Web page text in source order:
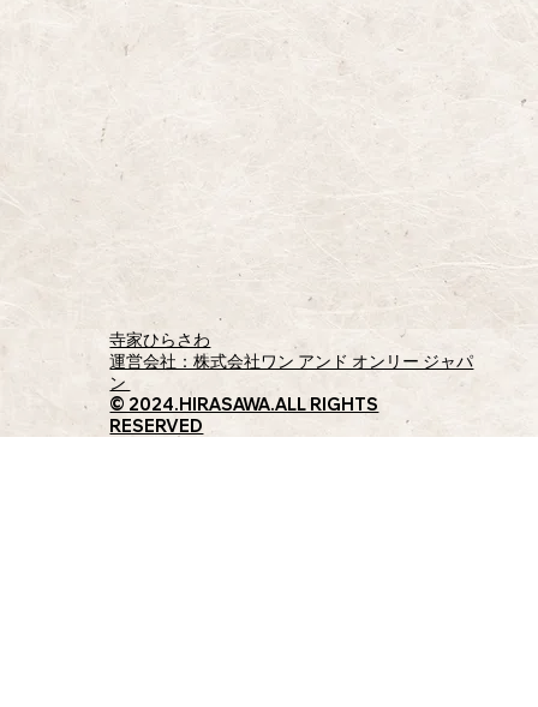
寺家ひらさわ​
運営会社：株式会社ワン アンド オンリー ジャパ
ン
© 2024.HIRASAWA.ALL RIGHTS
RESERVED